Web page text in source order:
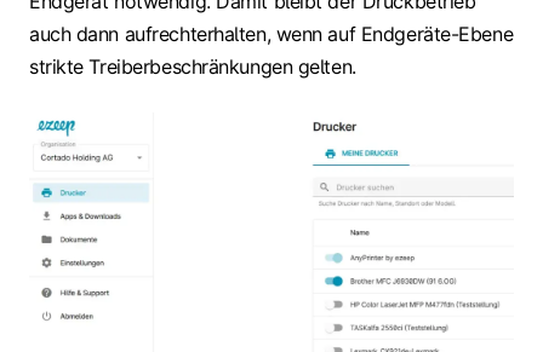
auch dann aufrechterhalten, wenn auf Endgeräte-Ebene
strikte Treiberbeschränkungen gelten.